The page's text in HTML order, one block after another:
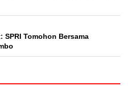
SPRI Tomohon Bersama